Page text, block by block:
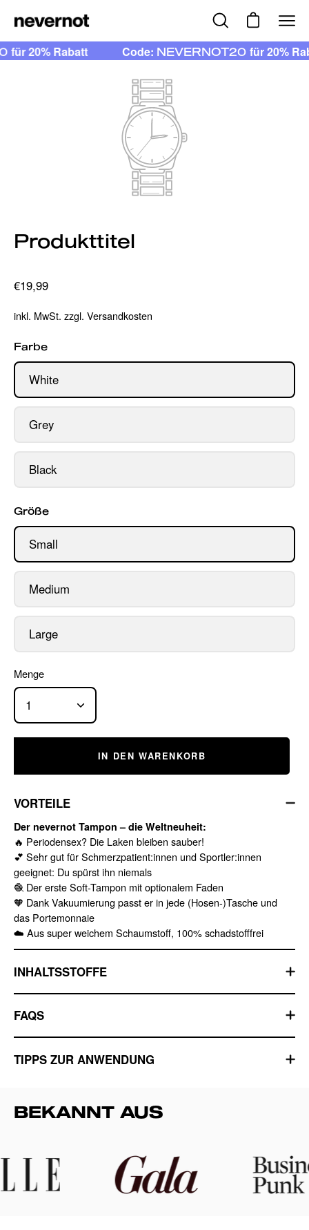
überspringen
Suchleiste
öffnen
20% Rabatt Code:NEVERNOT20für 20% Rabatt
Produkttitel
€19,99
inkl. MwSt. zzgl. Versandkosten
Farbe
White
Grey
Black
Größe
Small
Medium
Large
Menge
1
IN DEN WARENKORB
VORTEILE
Der nevernot Tampon – die Weltneuheit:
🔥 Periodensex? Die Laken bleiben sauber!
💕 Sehr gut für Schmerzpatient:innen und Sportler:innen
geeignet: Du spürst ihn niemals
🧶 Der erste Soft-Tampon mit optionalem Faden
🧡 Dank Vakuumierung passt er in jede (Hosen-)Tasche und
das Portemonnaie
☁️ Aus super weichem Schaumstoff, 100% schadstofffrei
INHALTSSTOFFE
FAQS
TIPPS ZUR ANWENDUNG
BEKANNT AUS